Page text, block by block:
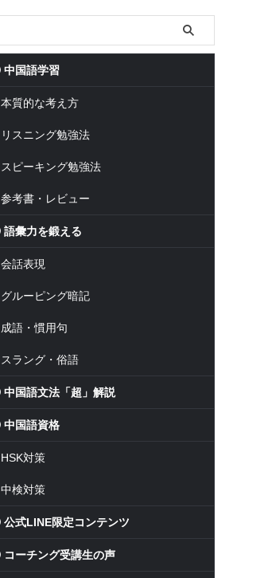
中国語学習
本質的な考え方
リスニング勉強法
スピーキング勉強法
参考書・レビュー
語彙力を鍛える
会話表現
グルーピング暗記
成語・慣用句
スラング・俗語
中国語文法「超」解説
中国語資格
HSK対策
中検対策
公式LINE限定コンテンツ
コーチング受講生の声